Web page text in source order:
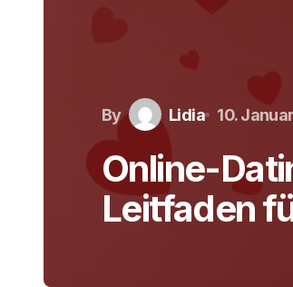
By Lidia 10.
Online-
Leitfaden